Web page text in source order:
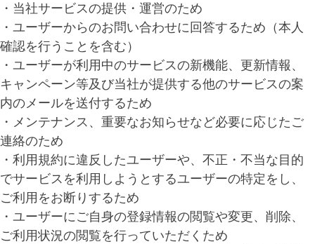
・当社サービスの提供・運営のため
・ユーザーからのお問い合わせに回答するため（本人
確認を行うことを含む）
・ユーザーが利用中のサービスの新機能、更新情報、
キャンペーン等及び当社が提供する他のサービスの案
内のメールを送付するため
・メンテナンス、重要なお知らせなど必要に応じたご
連絡のため
・利用規約に違反したユーザーや、不正・不当な目的
でサービスを利用しようとするユーザーの特定をし、
ご利用をお断りするため
・ユーザーにご自身の登録情報の閲覧や変更、削除、
ご利用状況の閲覧を行っていただくため